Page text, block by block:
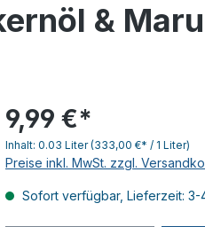
&
9,99 €*
Inhalt: 0.03 Liter(333,00 €* / 1 Liter)
Preise inkl. MwSt. zzgl.
Sofort verfügbar, Lieferzeit: 3-